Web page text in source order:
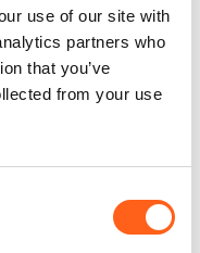
use of our site with
partners who
that you’ve
from your use